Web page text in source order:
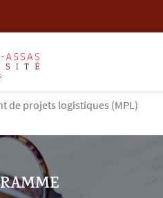
de projets logistiques (MPL)